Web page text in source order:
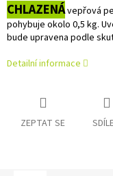
CHLAZENÁvepřová
pohybuje okolo 0,5 kg.
bude upravena podle
Detailní informace
ZEPTAT SE